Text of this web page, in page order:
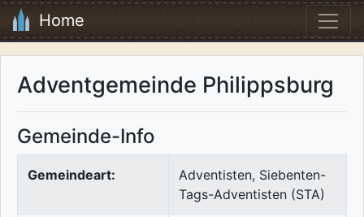
Home
Adventgemeinde Philippsburg
Gemeinde-Info
Gemeindeart:
Adventisten, Siebenten-
Tags-Adventisten (STA)